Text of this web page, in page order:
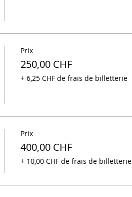
Prix
250,00 CHF
+ 6,25 CHF de frais de billetterie
Prix
400,00 CHF
+ 10,00 CHF de frais de billetterie